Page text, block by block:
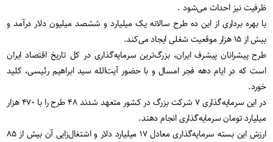
ظرفیت نیز احداث می‌شود .
با بهره برداری از این ده طرح سالانه یک میلیارد و ششصد میلیون دلار درآمد و
بیش از ۱۵ هزار موقعیت شغلی ایجاد می‌کند
.
طرح پیشرانان پیشرف ایران، بزرگ‌ترین سرمایه‌گذاری در کل تاریخ اقتصاد ایران
است که در ایام دهه فجر امسال و با حضور آیت‌الله سید ابراهیم رئیسی، کلید
خورد.
در این سرمایه‌گذاری ۷ شرکت بزرگ در کشور متعهد شدند ۴۸ طرح را با ۴۷۰ هزار
میلیارد تومان سرمایه‌گذاری انجام دهند.
ارزش این بسته سرمایه‌گذاری معادل ۱۷ میلیارد دلار و اشتغال‌زایی آن بیش از ۸۵